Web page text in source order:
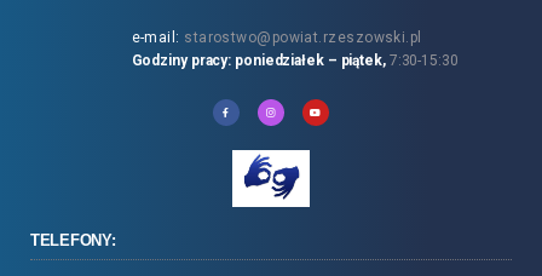
e-mail: starostwo@powiat.rzeszowski.pl
Godziny pracy: poniedziałek – piątek, 7:30-15:30
TELEFONY: